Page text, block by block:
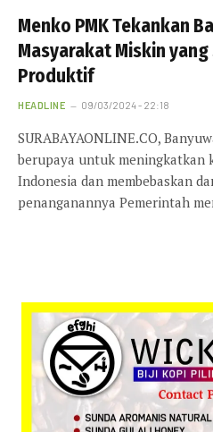
Menko PMK Tekankan
Masyarakat Miskin
Produktif
HEADLINE 09/03/2024 - 22:18
SURABAYAONLINE.CO,
berupaya untuk meningkatkan
Indonesia dan membebaskan
penanganannya Pemerintah